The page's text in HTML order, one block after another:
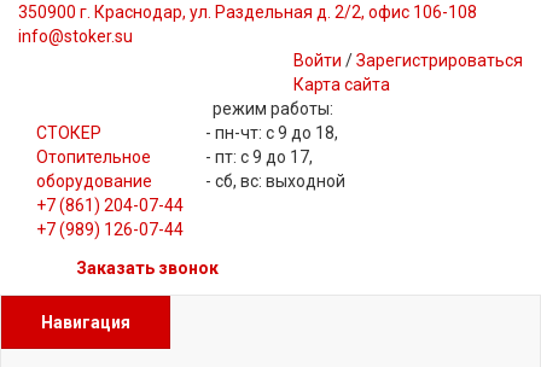
350900 г. Краснодар, ул. Раздельная д. 2/2, офис 106-108
info@stoker.su
Войти /Зарегистрироваться
Карта сайта
СТОКЕР
Отопительное
оборудование
режим работы:
- пн-чт: с 9 до 18,
- пт: с 9 до 17,
- сб, вс: выходной
+7 (861) 204-07-44
+7 (989) 126-07-44
Заказать звонок
Навигация